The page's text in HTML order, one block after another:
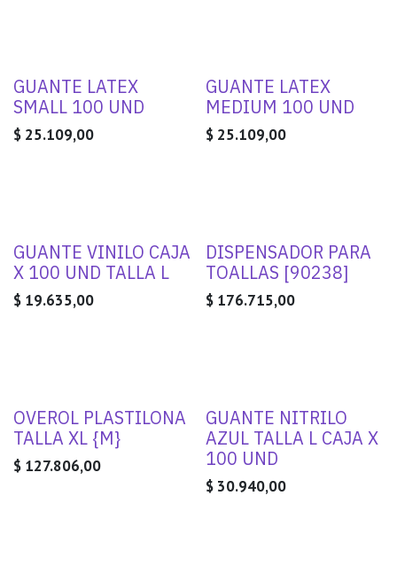
GUANTE LATEX
SMALL 100 UND
$ 25.109,00
GUANTE LATEX
MEDIUM 100 UND
$ 25.109,00
GUANTE VINILO CAJA
X 100 UND TALLA L
$ 19.635,00
DISPENSADOR PARA
TOALLAS [90238]
$ 176.715,00
OVEROL PLASTILONA
TALLA XL {M}
$ 127.806,00
GUANTE NITRILO
AZUL TALLA L CAJA X
100 UND
$ 30.940,00